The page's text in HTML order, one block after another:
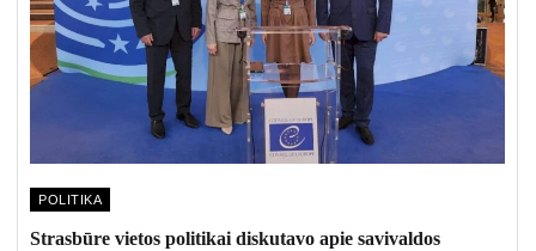
POLITIKA
Strasbūre vietos politikai diskutavo apie savivaldos